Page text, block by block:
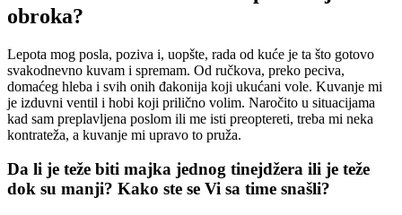
obroka?
Lepota mog posla, poziva i, uopšte, rada od kuće je ta što gotovo
svakodnevno kuvam i spremam. Od ručkova, preko peciva,
domaćeg hleba i svih onih đakonija koji ukućani vole. Kuvanje mi
je izduvni ventil i hobi koji prilično volim. Naročito u situacijama
kad sam preplavljena poslom ili me isti preoptereti, treba mi neka
kontrateža, a kuvanje mi upravo to pruža.
Da li je teže biti majka jednog tinejdžera ili je teže
dok su manji? Kako ste se Vi sa time snašli?